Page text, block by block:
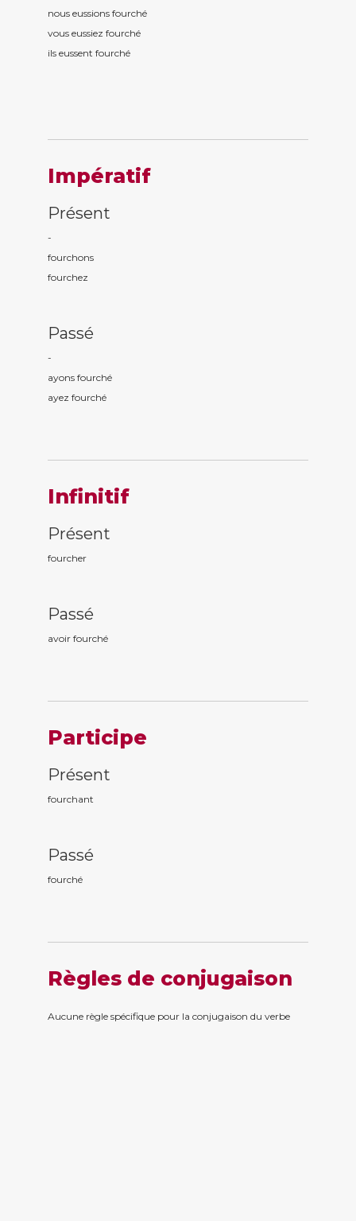
nous eussions fourché
vous eussiez fourché
ils eussent fourché
Impératif
Présent
-
fourchons
fourchez
Passé
-
ayons fourché
ayez fourché
Infinitif
Présent
fourcher
Passé
avoir fourché
Participe
Présent
fourchant
Passé
fourché
Règles de conjugaison
Aucune règle spécifique pour la conjugaison du verbe